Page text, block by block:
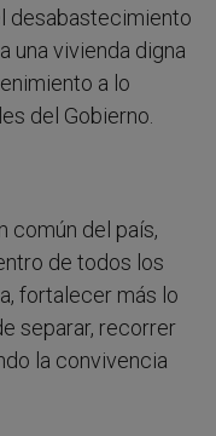
desabastecimiento
una vivienda digna
a lo
del Gobierno.
común del país,
de todos los
fortalecer más lo
separar, recorrer
la convivencia